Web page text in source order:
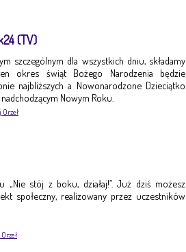
(TV)
szczególnym dla wszystkich dniu, składamy
okres świąt Bożego Narodzenia będzie
najbliższych a Nowonarodzone Dzieciątko
Nowym Roku.
Orzeł
stój z boku, działaj!”. Już dziś możesz
społeczny, realizowany przez uczestników